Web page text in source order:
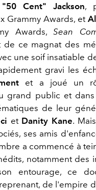
Cent" Jackson,
Grammy Awards, et
Awards,Sean
de ce magnat des
une soif insatiable
gravi les
et a joué un
grand public et
de leur
et Danity Kane.
ses amis
a commencé à
notamment des
entourage, ce
de l'empire